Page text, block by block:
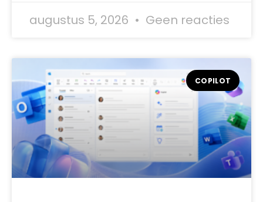
augustus 5, 2026 Geen reacties
COPILOT